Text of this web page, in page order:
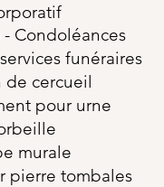
- Condoléances
funéraires
de cercueil
pour urne
murale
pierre tombales